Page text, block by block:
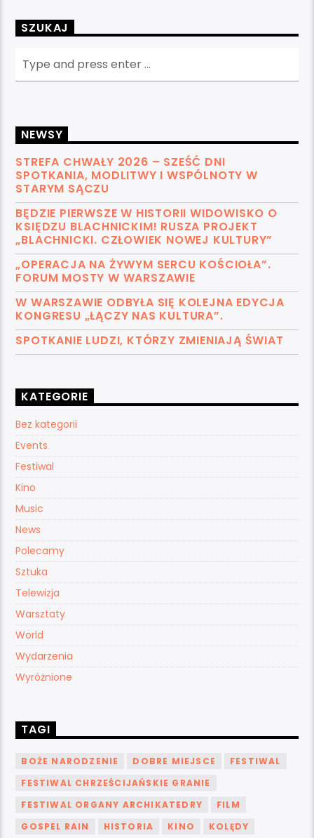
SZUKAJ
NEWSY
STREFA CHWAŁY 2026 – SZEŚĆ DNI
SPOTKANIA, MODLITWY I WSPÓLNOTY W
STARYM SĄCZU
BĘDZIE PIERWSZE W HISTORII WIDOWISKO O
KSIĘDZU BLACHNICKIM! RUSZA PROJEKT
„BLACHNICKI. CZŁOWIEK NOWEJ KULTURY”
„OPERACJA NA ŻYWYM SERCU KOŚCIOŁA”.
FORUM MOSTY W WARSZAWIE
W WARSZAWIE ODBYŁA SIĘ KOLEJNA EDYCJA
KONGRESU „ŁĄCZY NAS KULTURA”.
SPOTKANIE LUDZI, KTÓRZY ZMIENIAJĄ ŚWIAT
KATEGORIE
Bez kategorii
Events
Festiwal
Kino
Music
News
Polecamy
Sztuka
Telewizja
Warsztaty
World
Wydarzenia
Wyróżnione
TAGI
BOŻE NARODZENIE DOBRE MIEJSCE
FESTIWAL
FESTIWAL CHRZEŚCIJAŃSKIE GRANIE
FESTIWAL ORGANY ARCHIKATEDRY
FILM
GOSPEL RAIN
HISTORIA KINO
KOLĘDY